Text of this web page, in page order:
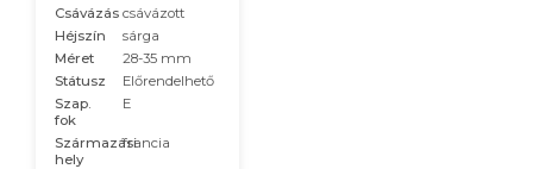
Csávázás csávázott
Héjszín
sárga
Méret
28-35 mm
Státusz
Előrendelhető
Szap.
fok
E
Származási
hely
francia